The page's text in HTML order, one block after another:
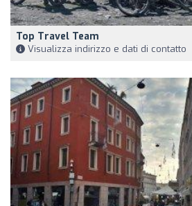
Top Travel Team
Visualizza indirizzo e dati di contatto